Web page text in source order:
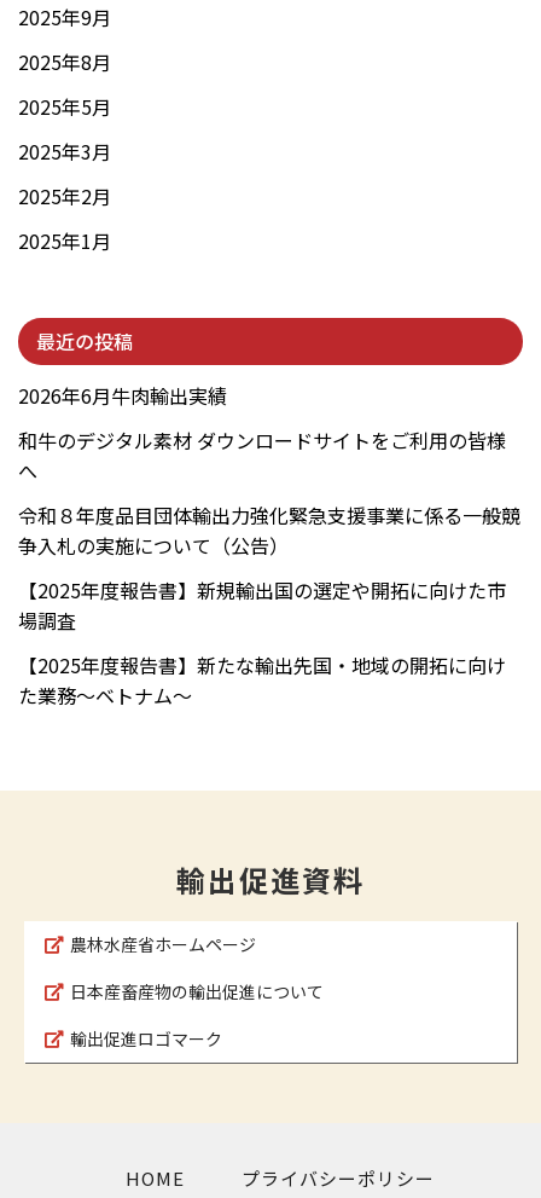
2025年9月
2025年8月
2025年5月
2025年3月
2025年2月
2025年1月
最近の投稿
2026年6月牛肉輸出実績
和牛のデジタル素材 ダウンロードサイトをご利用の皆様
へ
令和８年度品目団体輸出力強化緊急支援事業に係る一般競
争入札の実施について（公告）
【2025年度報告書】新規輸出国の選定や開拓に向けた市
場調査
【2025年度報告書】新たな輸出先国・地域の開拓に向け
た業務～ベトナム～
輸出促進資料
農林水産省ホームページ
日本産畜産物の輸出促進について
輸出促進ロゴマーク
HOME プライバシーポリシー